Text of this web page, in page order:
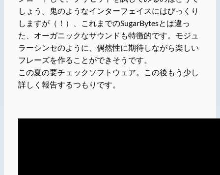
しょう。鬼のようなインターフェイスにはびっくり
しますが（！）、これまでのSugarBytesとは違っ
た、オーガニックなサウンドも特徴的です。モジュ
ラーシンセのように、偶然性に期待しながら楽しい
フレーズを作ることができそうです。
この夏の要チェックソフトウェア。この後もう少し
詳しく報告するつもりです。